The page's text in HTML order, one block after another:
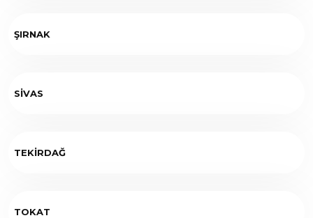
ŞIRNAK
SİVAS
TEKİRDAĞ
TOKAT